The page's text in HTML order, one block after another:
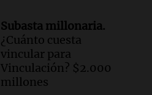
Subasta millonaria.
¿Cuánto cuesta
vincular para
Vinculación? $2.000
millones